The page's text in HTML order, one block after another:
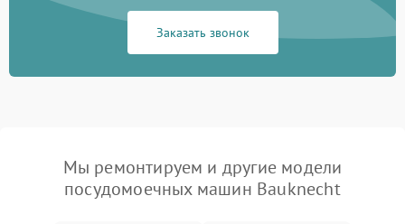
Заказать звонок
Мы ремонтируем и другие модели
посудомоечных машин Bauknecht